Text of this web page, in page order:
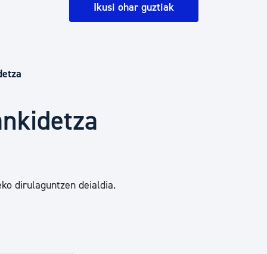
Gune publikoa,
Ikusi ohar guztiak
dirulaguntzen deialdia.